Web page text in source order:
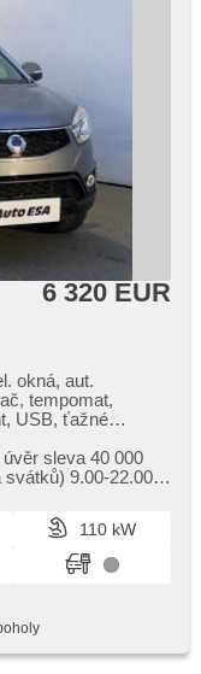
6 320 EUR
okná, aut.
tempomat,
USB, ťažné
pohon 4 x 4,
senzor
(ASR),
zatmavovací
sleva 40 000
9.00​-22.00
110 kW